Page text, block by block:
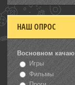
НАШ ОПРОС
Восновном качаю
Игры
Фильмы